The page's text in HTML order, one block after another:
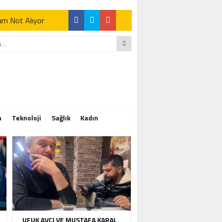
Not Alıyor
Not Alıyor
Teknoloji Sağlık Kadın
UFUK AVCI VE MUSTAFA KARAL